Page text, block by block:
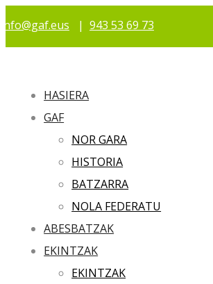
info@gaf.eus | 943 53 69 73
HASIERA
GAF
NOR GARA
HISTORIA
BATZARRA
NOLA FEDERATU
ABESBATZAK
EKINTZAK
EKINTZAK